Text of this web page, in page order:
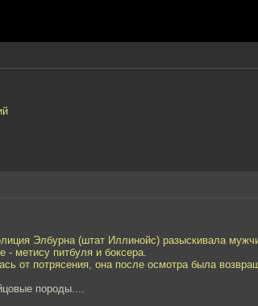
Элбурна (штат Иллинойс) разыскивала
- метису питбуля и боксера.
от потрясения, она после осмотра была
породы....